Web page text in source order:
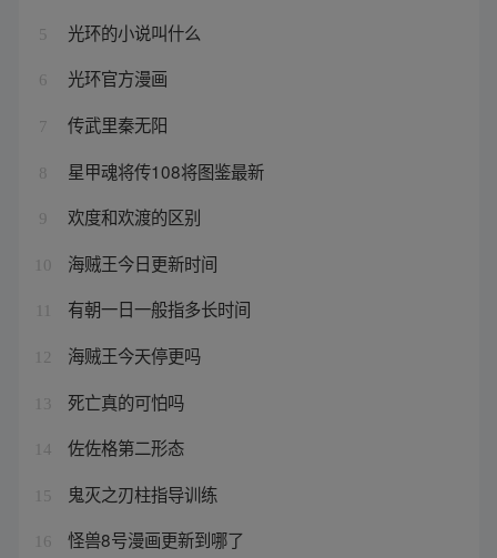
5 光环的小说叫什么
6 光环官方漫画
7 传武里秦无阳
8 星甲魂将传108将图鉴最新
9 欢度和欢渡的区别
10 海贼王今日更新时间
有朝一日一般指多长时间
12 海贼王今天停更吗
13 死亡真的可怕吗
14 佐佐格第二形态
15 鬼灭之刃柱指导训练
16 怪兽8号漫画更新到哪了